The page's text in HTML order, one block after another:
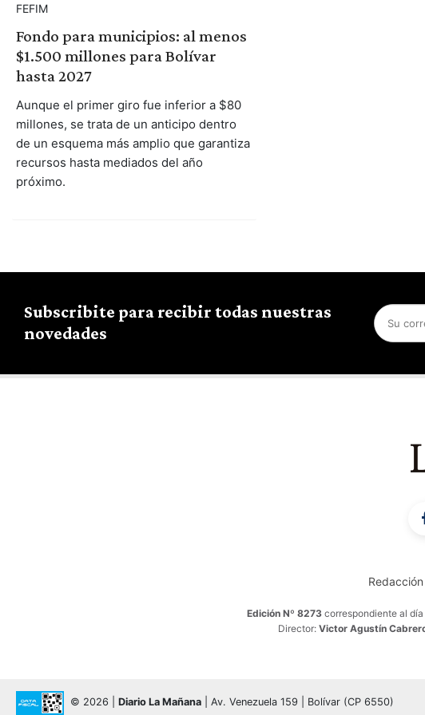
FEFIM
Fondo para municipios: al menos
$1.500 millones para Bolívar
hasta 2027
Aunque el primer giro fue inferior a $80
millones, se trata de un anticipo dentro
de un esquema más amplio que garantiza
recursos hasta mediados del año
próximo.
Subscribite para recibir todas nuestras
novedades
Redacción
Edición Nº 8273 correspondiente al día
Director: Victor Agustín
© 2026 | Diario La Mañana | Av. Venezuela 159 | Bolívar (CP 6550)